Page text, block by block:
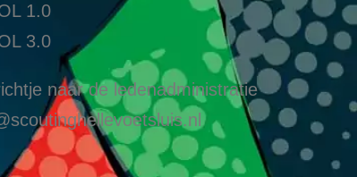
1.0
3.0
naar de ledenadministratie